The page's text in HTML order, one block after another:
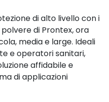
di alto livello con i
di Prontex, ora
media e large. Ideali
e operatori sanitari,
affidabile e
di applicazioni